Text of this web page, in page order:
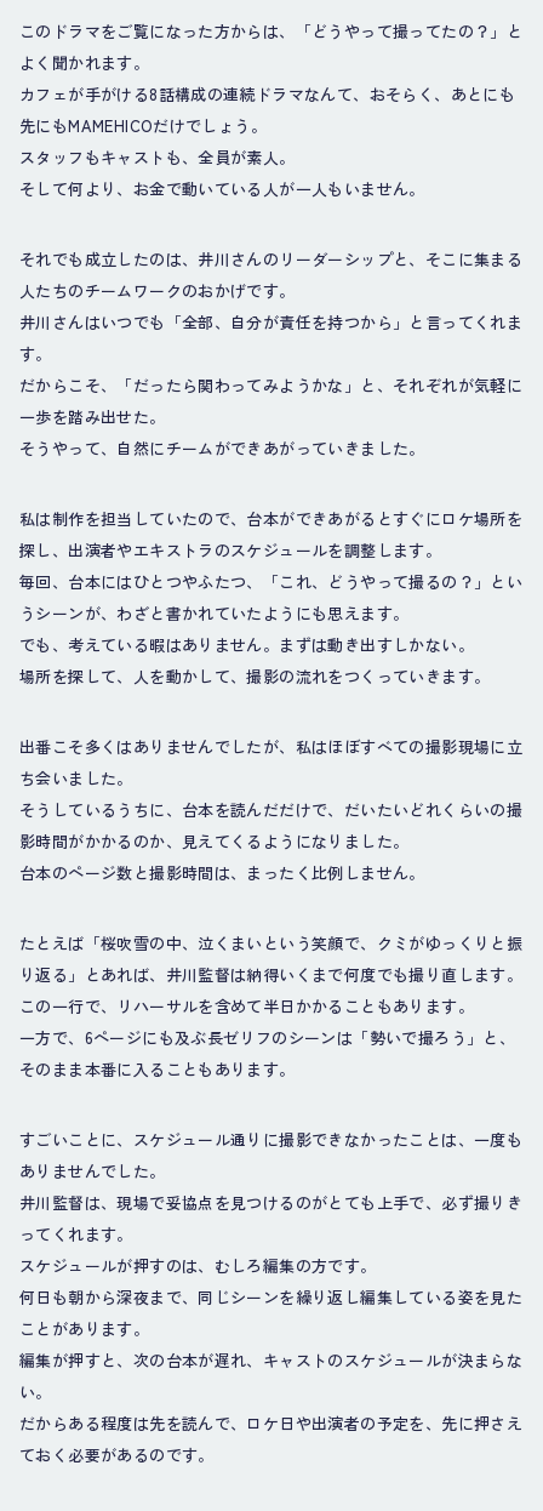
このドラマをご覧になった方からは、「どうやって撮ってたの？」と
よく聞かれます。
カフェが手がける8話構成の連続ドラマなんて、おそらく、あとにも
先にもMAMEHICOだけでしょう。
スタッフもキャストも、全員が素人。
そして何より、お金で動いている人が一人もいません。
それでも成立したのは、井川さんのリーダーシップと、そこに集まる
人たちのチームワークのおかげです。
井川さんはいつでも「全部、自分が責任を持つから」と言ってくれま
す。
だからこそ、「だったら関わってみようかな」と、それぞれが気軽に
一歩を踏み出せた。
そうやって、自然にチームができあがっていきました。
私は制作を担当していたので、台本ができあがるとすぐにロケ場所を
探し、出演者やエキストラのスケジュールを調整します。
毎回、台本にはひとつやふたつ、「これ、どうやって撮るの？」とい
うシーンが、わざと書かれていたようにも思えます。
でも、考えている暇はありません。まずは動き出すしかない。
場所を探して、人を動かして、撮影の流れをつくっていきます。
出番こそ多くはありませんでしたが、私はほぼすべての撮影現場に立
ち会いました。
そうしているうちに、台本を読んだだけで、だいたいどれくらいの撮
影時間がかかるのか、見えてくるようになりました。
台本のページ数と撮影時間は、まったく比例しません。
たとえば「桜吹雪の中、泣くまいという笑顔で、クミがゆっくりと振
り返る」とあれば、井川監督は納得いくまで何度でも撮り直します。
この一行で、リハーサルを含めて半日かかることもあります。
一方で、6ページにも及ぶ長ゼリフのシーンは「勢いで撮ろう」と、
そのまま本番に入ることもあります。
すごいことに、スケジュール通りに撮影できなかったことは、一度も
ありませんでした。
井川監督は、現場で妥協点を見つけるのがとても上手で、必ず撮りき
ってくれます。
スケジュールが押すのは、むしろ編集の方です。
何日も朝から深夜まで、同じシーンを繰り返し編集している姿を見た
ことがあります。
編集が押すと、次の台本が遅れ、キャストのスケジュールが決まらな
い。
だからある程度は先を読んで、ロケ日や出演者の予定を、先に押さえ
ておく必要があるのです。